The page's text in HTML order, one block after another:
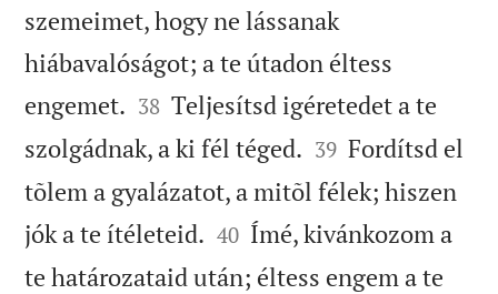
szemeimet, hogy ne lássanak
hiábavalóságot; a te útadon éltess
engemet. 

38 Teljesítsd igéretedet a te
szolgádnak, a ki fél téged. 

39 Fordítsd el
tõlem a gyalázatot, a mitõl félek; hiszen
jók a te ítéleteid. 

40 Ímé, kivánkozom a
te határozataid után; éltess engem a te